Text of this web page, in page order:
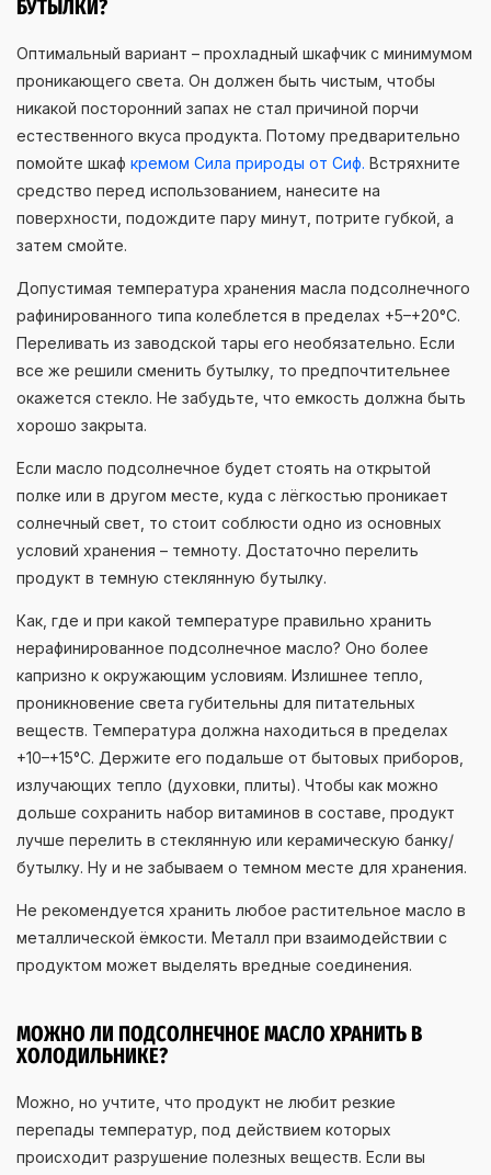
БУТЫЛКИ?
Оптимальный вариант – прохладный шкафчик с минимумом
проникающего света. Он должен быть чистым, чтобы
никакой посторонний запах не стал причиной порчи
естественного вкуса продукта. Потому предварительно
помойте шкаф кремом Сила природы от Сиф. Встряхните
средство перед использованием, нанесите на
поверхности, подождите пару минут, потрите губкой, а
затем смойте.
Допустимая температура хранения масла подсолнечного
рафинированного типа колеблется в пределах +5–+20°С.
Переливать из заводской тары его необязательно. Если
все же решили сменить бутылку, то предпочтительнее
окажется стекло. Не забудьте, что емкость должна быть
хорошо закрыта.
Если масло подсолнечное будет стоять на открытой
полке или в другом месте, куда с лёгкостью проникает
солнечный свет, то стоит соблюсти одно из основных
условий хранения – темноту. Достаточно перелить
продукт в темную стеклянную бутылку.
Как, где и при какой температуре правильно хранить
нерафинированное подсолнечное масло? Оно более
капризно к окружающим условиям. Излишнее тепло,
проникновение света губительны для питательных
веществ. Температура должна находиться в пределах
+10–+15°С. Держите его подальше от бытовых приборов,
излучающих тепло (духовки, плиты). Чтобы как можно
дольше сохранить набор витаминов в составе, продукт
лучше перелить в стеклянную или керамическую банку/
бутылку. Ну и не забываем о темном месте для хранения.
Не рекомендуется хранить любое растительное масло в
металлической ёмкости. Металл при взаимодействии с
продуктом может выделять вредные соединения.
МОЖНО ЛИ ПОДСОЛНЕЧНОЕ МАСЛО ХРАНИТЬ В
ХОЛОДИЛЬНИКЕ?
Можно, но учтите, что продукт не любит резкие
перепады температур, под действием которых
происходит разрушение полезных веществ. Если вы